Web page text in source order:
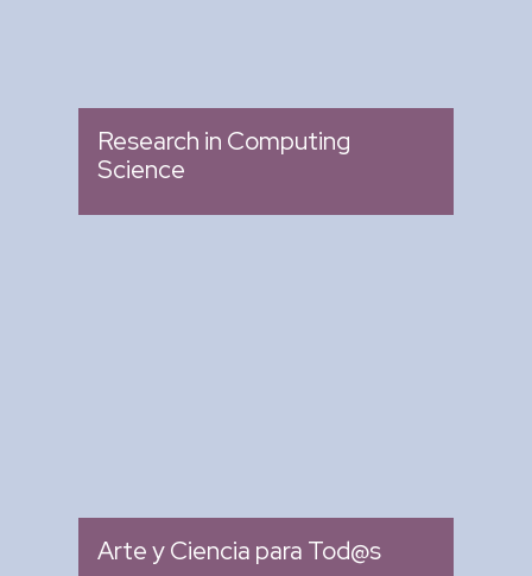
Research in Computing
Science
Arte y Ciencia para Tod@s